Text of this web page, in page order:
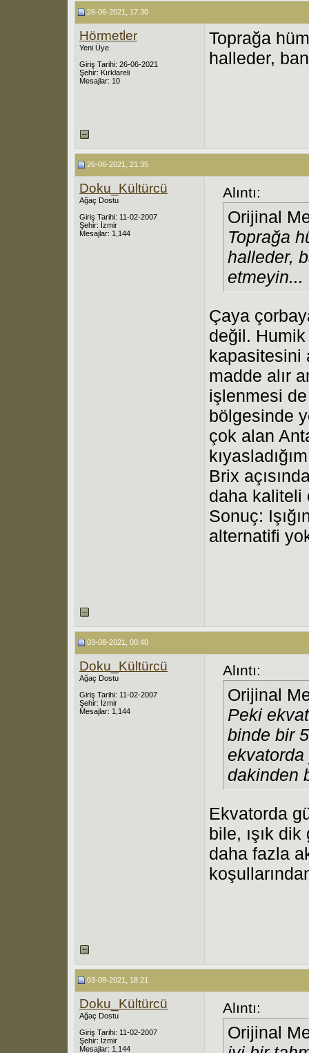
26-06-2021, 17:30
Hörmetler
Yeni Üye
Giriş Tarihi: 26-06-2021
Şehir: Kırklareli
Mesajlar: 10
Toprağa
halleder,
26-06-2021, 21:35
Doku_Kültürcü
Ağaç Dostu
Giriş Tarihi: 11-02-2007
Şehir: İzmir
Mesajlar: 1,144
Alıntı:
Orijinal
Toprağa
halleder,
etmeyin...
Çaya
değil.
kapasitesini
madde alır
işlenmesi
bölgesinde
çok alan
Brix
daha kaliteli
Sonuç:
alternatifi
03-08-2021, 00:40
Doku_Kültürcü
Ağaç Dostu
Giriş Tarihi: 11-02-2007
Şehir: İzmir
Mesajlar: 1,144
Alıntı:
Orijinal
Peki
binde bir
dakinden
Ekvatorda
bile, ışık
daha fazla
03-08-2021, 18:21
Doku_Kültürcü
Ağaç Dostu
Giriş Tarihi: 11-02-2007
Şehir: İzmir
Mesajlar: 1,144
Alıntı:
Orijinal